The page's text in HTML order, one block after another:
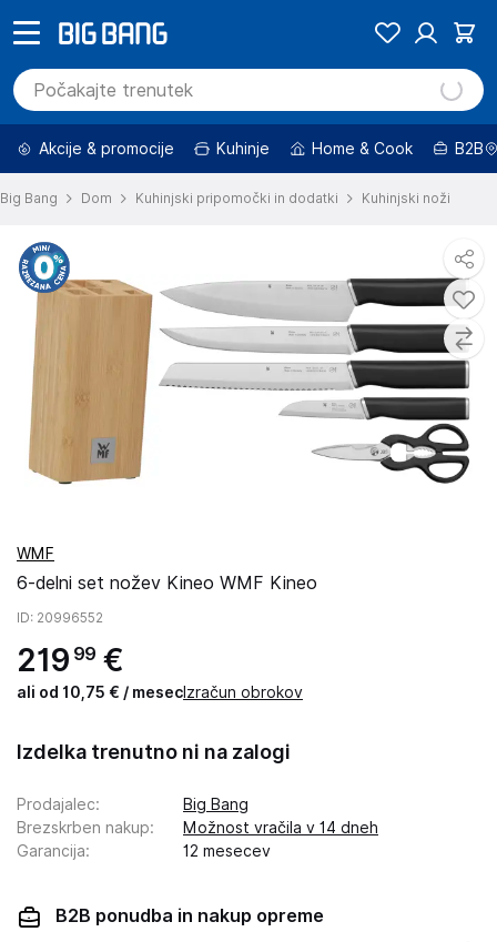
Akcije & promocije Kuhinje Home & Cook B2B
Big Bang Dom Kuhinjski pripomočki in dodatki Kuhinjski noži
WMF
6-delni set nožev Kineo WMF Kineo
ID: 20996552
219 99 €
ali od 10,75 € / mesec Izračun obrokov
Izdelka trenutno ni na zalogi
Prodajalec:
Big Bang
Brezskrben nakup:
Možnost vračila v 14 dneh
Garancija: 12 mesecev
B2B ponudba in nakup opreme